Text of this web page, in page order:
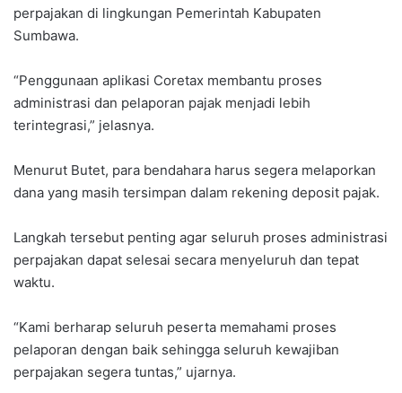
perpajakan di lingkungan Pemerintah Kabupaten
Sumbawa.
“Penggunaan aplikasi Coretax membantu proses
administrasi dan pelaporan pajak menjadi lebih
terintegrasi,” jelasnya.
Menurut Butet, para bendahara harus segera melaporkan
dana yang masih tersimpan dalam rekening deposit pajak.
Langkah tersebut penting agar seluruh proses administrasi
perpajakan dapat selesai secara menyeluruh dan tepat
waktu.
“Kami berharap seluruh peserta memahami proses
pelaporan dengan baik sehingga seluruh kewajiban
perpajakan segera tuntas,” ujarnya.